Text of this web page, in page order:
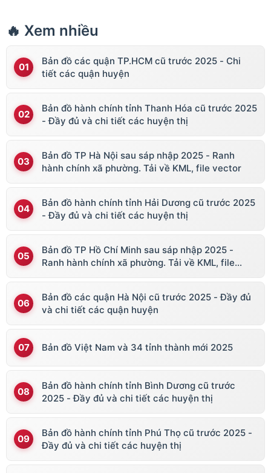
🔥 Xem nhiều
Bản đồ các quận TP.HCM cũ trước 2025 - Chi
tiết các quận huyện
Bản đồ hành chính tỉnh Thanh Hóa cũ trước 2025
- Đầy đủ và chi tiết các huyện thị
Bản đồ TP Hà Nội sau sáp nhập 2025 - Ranh
hành chính xã phường. Tải về KML, file vector
Bản đồ hành chính tỉnh Hải Dương cũ trước 2025
- Đầy đủ và chi tiết các huyện thị
Bản đồ TP Hồ Chí Minh sau sáp nhập 2025 -
Ranh hành chính xã phường. Tải về KML, file
Bản đồ các quận Hà Nội cũ trước 2025 - Đầy đủ
và chi tiết các quận huyện
Bản đồ Việt Nam và 34 tỉnh thành mới 2025
Bản đồ hành chính tỉnh Bình Dương cũ trước
2025 - Đầy đủ và chi tiết các huyện thị
Bản đồ hành chính tỉnh Phú Thọ cũ trước 2025 -
Đầy đủ và chi tiết các huyện thị